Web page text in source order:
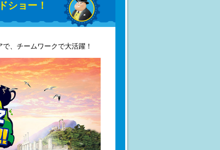
ショー！
、チームワークで大活躍！